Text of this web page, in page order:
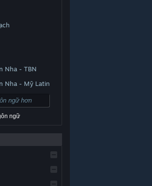
sở hữu tương ứng tại
Nha - TBN
Nha - Mỹ Latin
ngữ